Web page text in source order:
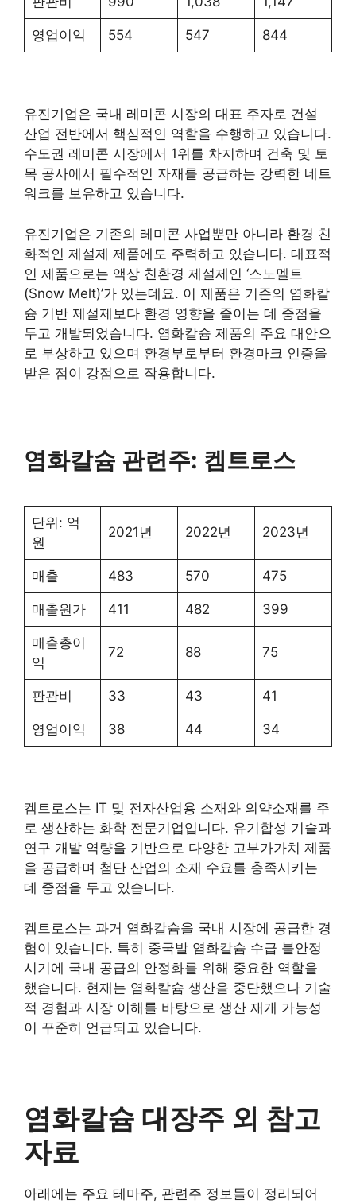
영업이익 554 547 844
유진기업은 국내 레미콘 시장의 대표 주자로 건설
산업 전반에서 핵심적인 역할을 수행하고 있습니다.
수도권 레미콘 시장에서 1위를 차지하며 건축 및 토
목 공사에서 필수적인 자재를 공급하는 강력한 네트
워크를 보유하고 있습니다.
유진기업은 기존의 레미콘 사업뿐만 아니라 환경 친
화적인 제설제 제품에도 주력하고 있습니다. 대표적
인 제품으로는 액상 친환경 제설제인 ‘스노멜트
(Snow Melt)’가 있는데요. 이 제품은 기존의 염화칼
슘 기반 제설제보다 환경 영향을 줄이는 데 중점을
두고 개발되었습니다. 염화칼슘 제품의 주요 대안으
로 부상하고 있으며 환경부로부터 환경마크 인증을
받은 점이 강점으로 작용합니다.
염화칼슘 관련주: 켐트로스
단위: 억
원
2021년 2022년 2023년
매출 483 570 475
매출원가 411 482 399
매출총이
익
72 88 75
판관비 33 43 41
영업이익 38 44 34
켐트로스는 IT 및 전자산업용 소재와 의약소재를 주
로 생산하는 화학 전문기업입니다. 유기합성 기술과
연구 개발 역량을 기반으로 다양한 고부가가치 제품
을 공급하며 첨단 산업의 소재 수요를 충족시키는
데 중점을 두고 있습니다.
켐트로스는 과거 염화칼슘을 국내 시장에 공급한 경
험이 있습니다. 특히 중국발 염화칼슘 수급 불안정
시기에 국내 공급의 안정화를 위해 중요한 역할을
했습니다. 현재는 염화칼슘 생산을 중단했으나 기술
적 경험과 시장 이해를 바탕으로 생산 재개 가능성
이 꾸준히 언급되고 있습니다.
염화칼슘 대장주 외 참고
자료
아래에는 주요 테마주, 관련주 정보들이 정리되어